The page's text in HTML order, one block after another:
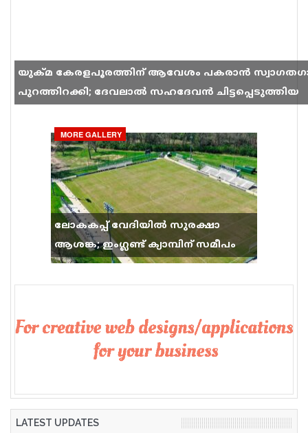
യുക്മ കേരളപൂരത്തിന് ആവേശം പകരാൻ
പുറത്തിറക്കി; ദേവലാൽ സഹദേവൻ ചിട്ടപ്പെടുത്തിയ
MORE GALLERY
ലോകകപ്പ് വേദിയിൽ സുരക്ഷാ
ആശങ്ക; ഇംഗ്ലണ്ട് ക്യാമ്പിന് സമീപം
വെടിവെപ്പ്, 9 പേർക്ക് പരിക്ക്
LATEST UPDATES